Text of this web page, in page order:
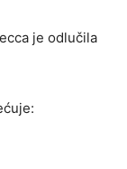
je odlučila